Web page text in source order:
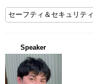
セーフティ＆セキュリティ
Speaker